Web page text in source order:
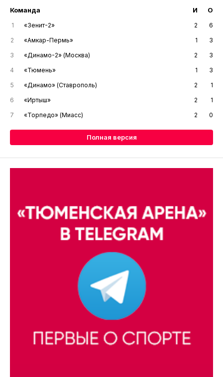
Команда И О
1 «Зенит-2» 2
6
2
«Амкар-Пермь» 1
3
3
«Динамо-2» (Москва) 2
3
4
«Тюмень» 1
3
5
«Динамо» (Ставрополь) 2
1
6
«Иртыш» 2
1
7
«Торпедо» (Миасс) 2 0
Полная версия